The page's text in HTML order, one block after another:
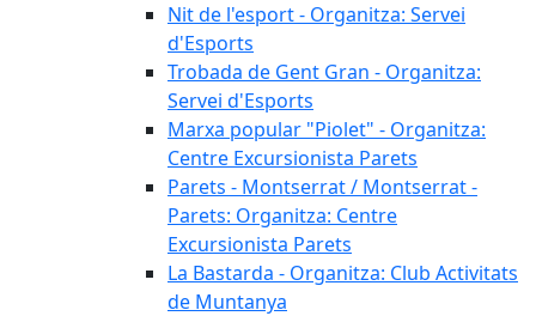
Nit de l'esport - Organitza: Servei
d'Esports
Trobada de Gent Gran - Organitza:
Servei d'Esports
Marxa popular "Piolet" - Organitza:
Centre Excursionista Parets
Parets - Montserrat / Montserrat -
Parets: Organitza: Centre
Excursionista Parets
La Bastarda - Organitza: Club Activitats
de Muntanya